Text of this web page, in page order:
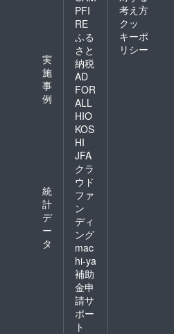
実
施
事
例
統
計
デ
ー
タ
PFI
RE
ふる
さと
納税
AD
FOR
ALL
HIO
KOS
HI
JFA
クラ
ウド
ファ
ン
ディ
ング
mac
hi-ya
補助
金申
請サ
ポー
ト
考え方
クッ
キーポ
リシー